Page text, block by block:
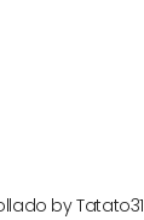
byTatato31